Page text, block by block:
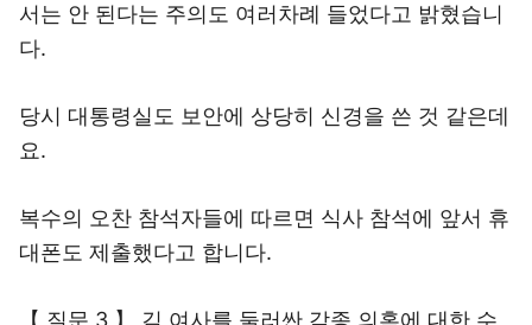
서는 안 된다는 주의도 여러차례 들었다고 밝혔습니
다.
당시 대통령실도 보안에 상당히 신경을 쓴 것 같은데
요.
복수의 오찬 참석자들에 따르면 식사 참석에 앞서 휴
대폰도 제출했다고 합니다.
【 질문 3 】 김 여사를 둘러싼 각종 의혹에 대한 수